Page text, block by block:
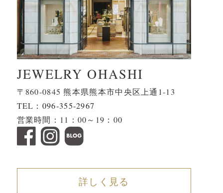
JEWELRY OHASHI
〒860-0845 熊本県熊本市中央区上通1-13
TEL： 096-355-2967
営業時間：11：00～19：00
詳しく見る